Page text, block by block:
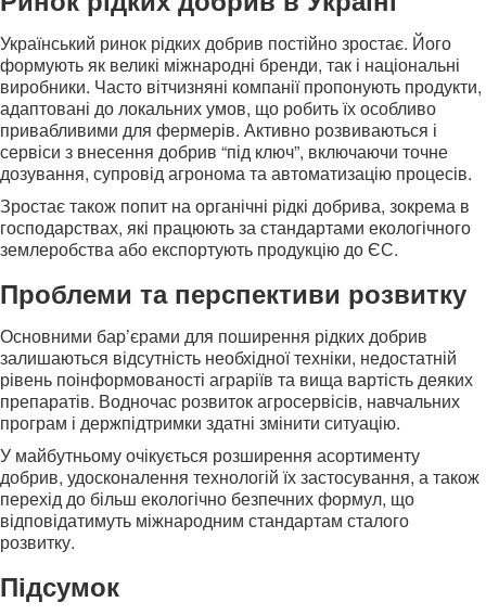
Український ринок рідких добрив постійно зростає. Його
формують як великі міжнародні бренди, так і національні
виробники. Часто вітчизняні компанії пропонують продукти,
адаптовані до локальних умов, що робить їх особливо
привабливими для фермерів. Активно розвиваються і
сервіси з внесення добрив “під ключ”, включаючи точне
дозування, супровід агронома та автоматизацію процесів.
Зростає також попит на органічні рідкі добрива, зокрема в
господарствах, які працюють за стандартами екологічного
землеробства або експортують продукцію до ЄС.
Проблеми та перспективи розвитку
Основними бар’єрами для поширення рідких добрив
залишаються відсутність необхідної техніки, недостатній
рівень поінформованості аграріїв та вища вартість деяких
препаратів. Водночас розвиток агросервісів, навчальних
програм і держпідтримки здатні змінити ситуацію.
У майбутньому очікується розширення асортименту
добрив, удосконалення технологій їх застосування, а також
перехід до більш екологічно безпечних формул, що
відповідатимуть міжнародним стандартам сталого
розвитку.
Підсумок